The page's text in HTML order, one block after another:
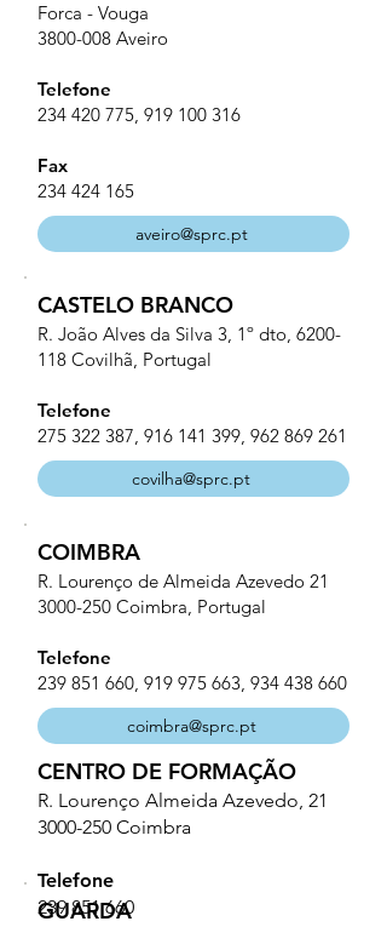
Forca - Vouga
3800-008 Aveiro
Telefone
234 420 775, 919 100 316
Fax
234 424 165
aveiro@sprc.pt
CASTELO BRANCO
R. João Alves da Silva 3, 1º dto, 6200-
118 Covilhã, Portugal
Telefone
275 322 387, 916 141 399, 962 869 261
covilha@sprc.pt
COIMBRA
R. Lourenço de Almeida Azevedo 21
3000-250 Coimbra, Portugal
Telefone
239 851 660, 919 975 663, 934 438 660
coimbra@sprc.pt
CENTRO DE FORMAÇÃO
R. Lourenço Almeida Azevedo, 21
3000-250 Coimbra
Telefone
239 851 660
GUARDA